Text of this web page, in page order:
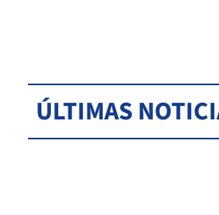
ÚLTIMAS